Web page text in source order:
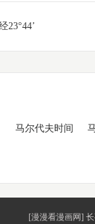
23°44’
马尔代夫时间
[漫漫看漫画网] 长